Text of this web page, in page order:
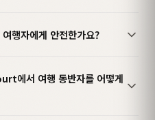
자에게 안전한가요?
서 여행 동반자를 어떻게